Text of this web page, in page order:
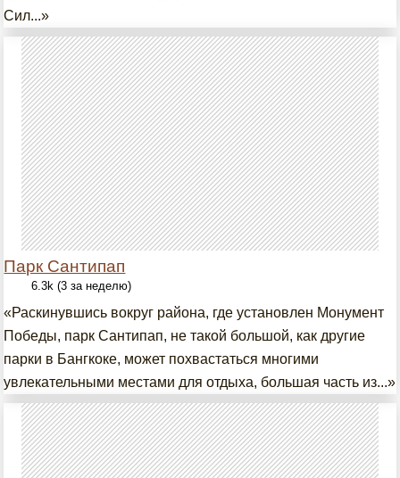
Сил...»
Парк Сантипап
6.3k (3 за неделю)
«Раскинувшись вокруг района, где установлен Монумент
Победы, парк Сантипап, не такой большой, как другие
парки в Бангкоке, может похвастаться многими
увлекательными местами для отдыха, большая часть из...»